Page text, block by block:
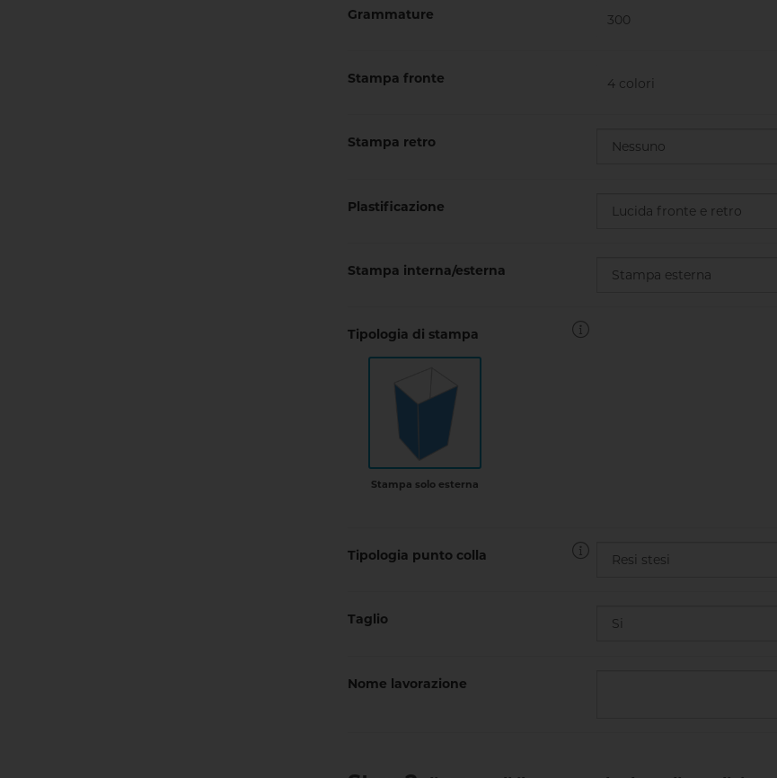
Grammature
Stampa fronte
Stampa retro
Plastificazione
Stampa interna/esterna
Tipologia di stampa
Stampa solo esterna
Tipologia punto colla
Taglio
Nome lavorazione